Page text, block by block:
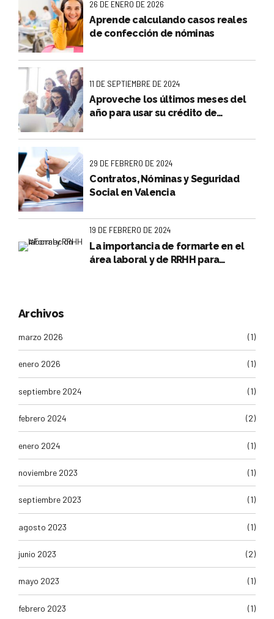
26 DE ENERO DE 2026
Aprende calculando casos reales
de confección de nóminas
11 DE SEPTIEMBRE DE 2024
Aproveche los últimos meses del
año para usar su crédito de
29 DE FEBRERO DE 2024
Contratos, Nóminas y Seguridad
Social en Valencia
19 DE FEBRERO DE 2024
La importancia de formarte en el
área laboral y de RRHH para
Archivos
marzo 2026 (1)
enero 2026 (1)
septiembre 2024 (1)
febrero 2024 (2)
enero 2024 (1)
noviembre 2023 (1)
septiembre 2023 (1)
agosto 2023 (1)
junio 2023 (2)
mayo 2023 (1)
febrero 2023 (1)